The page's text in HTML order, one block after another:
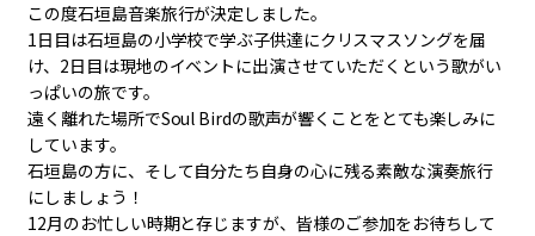
この度石垣島音楽旅行が決定しました。
1日目は石垣島の小学校で学ぶ子供達にクリスマスソングを届
け、 2日目は現地のイベントに出演させていただくという歌がい
っぱいの旅です。
遠く離れた場所でSoul Birdの歌声が響くことをとても楽しみに
しています。
石垣島の方に、そして自分たち自身の心に残る素敵な演奏旅行
にしましょう！
12月のお忙しい時期と存じますが、皆様のご参加をお待ちして